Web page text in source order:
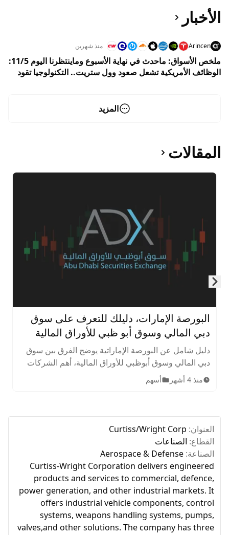
الأخبار
Arincen منذ شهرين
ملخص الأسواق: ماحدث في نهاية الأسبوع وماينتظرنا اليوم 11/5:
الوظائف الأمريكية تشعل صعود وول ستريت.. التكنولوجيا تقود
المزيد
المقالات
البورصة الإمارات، دليلك للتعرف على سوق
دبي المالي وسوق أبو ظبي للأوراق المالية
دليل شامل عن البورصة الإماراتية يوضح الفرق بين سوق
دبي المالي وسوق أبوظبي للأوراق المالية، أهم الشركات
المدرجة، الأصول المتاحة، ساعات التداول، وخطوات
الاستثمار للمبتدئين.
منذ 4 أشهر أسهم
العنوان: Curtiss/Wright Corp
القطاع: الصناعات
الصناعة: Aerospace & Defense
Curtiss-Wright Corporation delivers engineered
products and services to commercial, defence,
power generation, and other industrial markets. It
offers industrial vehicle components, control
systems, weapons handling systems, pumps,
valves,and other solutions. The company has three